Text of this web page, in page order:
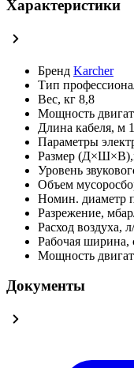
Характеристики
Бренд Karcher
Тип
Вес, кг 8,8
Мощность
Длина кабеля, м
Параметры
Размер
Уровень
Объем
Номин. диаметр
Разрежение,
Расход воздуха,
Рабочая ширина,
Мощность
Документы